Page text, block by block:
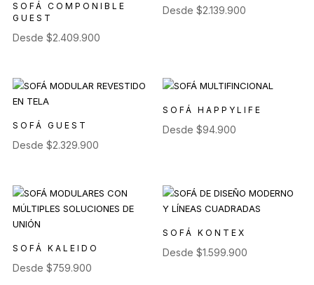
SOFÁ COMPONIBLE
GUEST
Desde $2.409.900
Desde$2.139.900
SOFÁ GUEST
Desde $2.329.900
SOFÁ HAPPYLIFE
Desde$94.900
SOFÁ KALEIDO
Desde $759.900
SOFÁ KONTEX
Desde$1.599.900